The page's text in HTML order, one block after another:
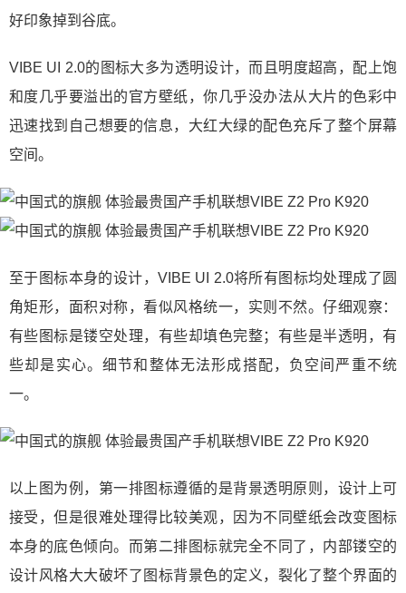
好印象掉到谷底。
VIBE UI 2.0的图标大多为透明设计，而且明度超高，配上饱
和度几乎要溢出的官方壁纸，你几乎没办法从大片的色彩中
迅速找到自己想要的信息，大红大绿的配色充斥了整个屏幕
空间。
至于图标本身的设计，VIBE UI 2.0将所有图标均处理成了圆
角矩形，面积对称，看似风格统一，实则不然。仔细观察：
有些图标是镂空处理，有些却填色完整；有些是半透明，有
些却是实心。细节和整体无法形成搭配，负空间严重不统
一。
以上图为例，第一排图标遵循的是背景透明原则，设计上可
接受，但是很难处理得比较美观，因为不同壁纸会改变图标
本身的底色倾向。而第二排图标就完全不同了，内部镂空的
设计风格大大破坏了图标背景色的定义，裂化了整个界面的